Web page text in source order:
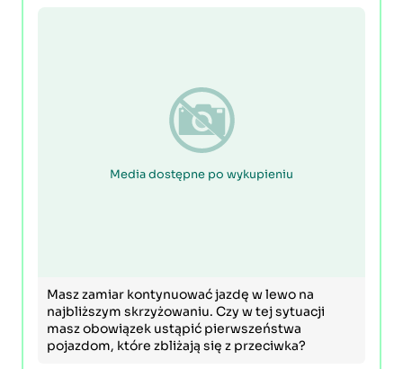
Media dostępne po wykupieniu
Masz zamiar kontynuować jazdę w lewo na
najbliższym skrzyżowaniu. Czy w tej sytuacji
masz obowiązek ustąpić pierwszeństwa
pojazdom, które zbliżają się z przeciwka?